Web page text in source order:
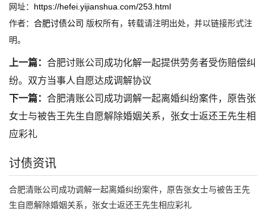
网址： https://hefei.yijianshua.com/253.html
作者： 合肥讨债公司 版权所有，转载请注明出处，并以链接形式注
明。
上一篇： 合肥讨账公司成功化解一起提供劳务者受伤赔偿纠
纷。双方当事人自愿达成调解协议
下一篇： 合肥清账公司成功调解一起离婚纠纷案件，原告张
女士与被告王先生自愿解除婚姻关系，张女士返还王先生相
应彩礼
讨债资讯
合肥清账公司成功调解一起离婚纠纷案件，原告张女士与被告王先
生自愿解除婚姻关系，张女士返还王先生相应彩礼